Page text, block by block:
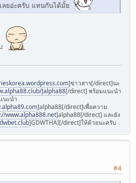
ยอ่ะครับ แทนกันได้มั้ย
]ข่าวสาร[/direct]นะ
]alpha88[/direct] พร้อมแนะนำ
นะนำ
]alpha88[/direct]เพื่อความ
www.alpha888.net]alpha88[/direct] และยัง
]GDWTHAI[/direct]ให้ด้วยนะครับ
#4